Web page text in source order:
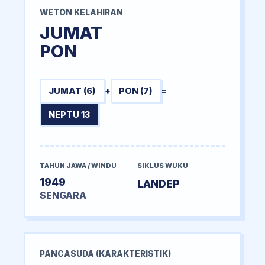
WETON KELAHIRAN
JUMAT
PON
JUMAT (6) + PON (7) =
NEPTU 13
TAHUN JAWA / WINDU
1949
SENGARA
SIKLUS WUKU
LANDEP
PANCASUDA (KARAKTERISTIK)